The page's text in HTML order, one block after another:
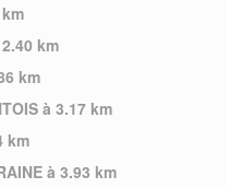
km
km
à 3.17 km
km
à 3.93 km